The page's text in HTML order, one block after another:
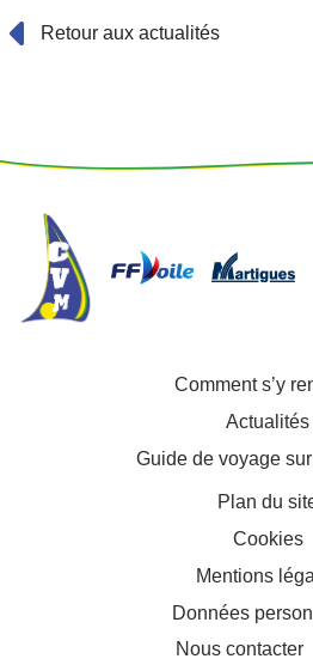
Retour aux actualités
Comment s’y
Actualités
Guide de voyage
Plan du
Cookies
Mentions
Données
Nous contacter